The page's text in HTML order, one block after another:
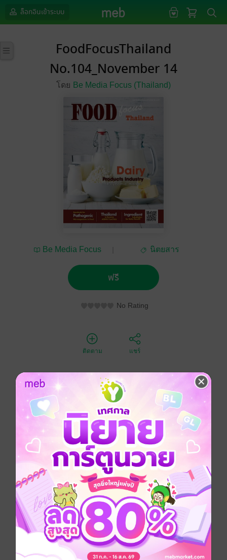
ล็อกอินเข้าระบบ
FoodFocusThailand
No.104_November 14
โดย Be Media Focus (Thailand)
Be Media Focus
นิตยสาร
ฟรี
No Rating
ติดตาม แชร์
Food Focus Thailand magazine is positioned as trade
publication which successfully acts as a forum
between F&B producers and raw materials,
machinery, testing instruments, consultants, and other
related suppliers. This monthly magazine aims to
deliver practical article, timely information, advanced
technology and the latest market trends which can be
effectively applied in real commercial to expand the
profitable business to food & beverage producers all
over Thailand.
ประเภทไฟล์
วันที่วางขาย 01 พฤศจิกายน 2557